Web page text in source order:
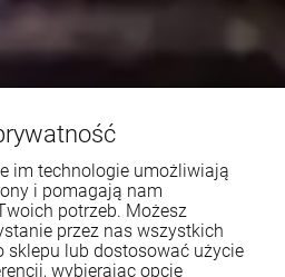
im technologie umożliwiają
i pomagają nam
potrzeb. Możesz
przez nas wszystkich
sklepu lub dostosować użycie
wybierając opcję